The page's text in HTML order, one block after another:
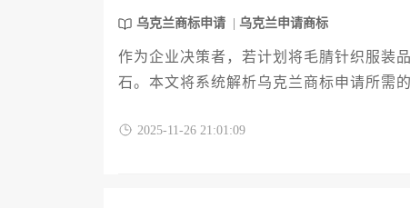
乌克兰商标申请 乌克兰申请商标
作为企业决策者，若计划将毛腈针织服装
石。本文将系统解析乌克兰商标申请所需
的审查要点。文章旨在为企业主提供一份
2025-11-26 21:01:09